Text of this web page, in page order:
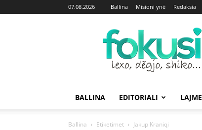
07.08.2026 Ballina Misioni ynë Redaksia
Fokusi
BALLINA EDITORIALI LAJME
Ballina Etiketimet Jakup Kraniqi